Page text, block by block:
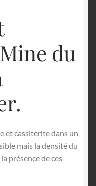
du
et cassitérite dans un
mais la densité du
présence de ces